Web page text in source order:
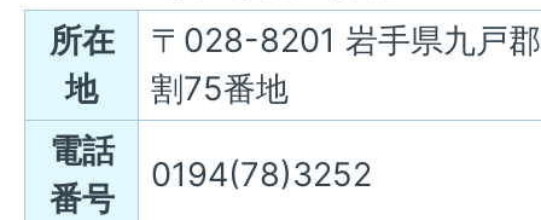
所在
地
〒028-8201 岩手県九戸
割75番地
電話
番号
0194(78)3252